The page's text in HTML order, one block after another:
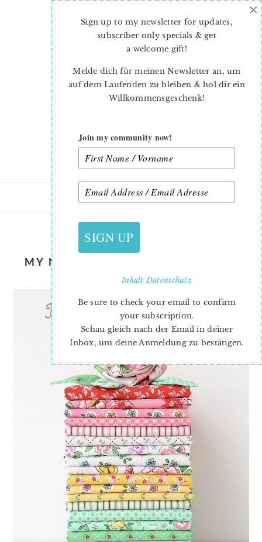
MY NEW FABRIC LINE MON BEAU
JARDIN IS HERE!
Sign up to my newsletter for updates,
subscriber only specials & get
a welcome gift!
Melde dich für meinen Newsletter an, um
auf dem Laufenden zu bleiben & hol dir ein
Willkommensgeschenk!
Join my community now!
SIGN UP
InhaltDatenschutz
Be sure to check your email to confirm
your subscription.
Schau gleich nach der Email in deiner
Inbox, um deine Anmeldung zu bestätigen.
×